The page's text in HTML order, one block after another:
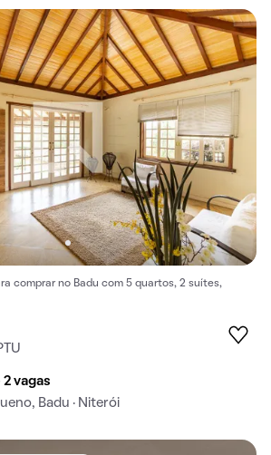
comprar no Badu com 5 quartos, 2 suítes,
2 vagas
Badu · Niterói